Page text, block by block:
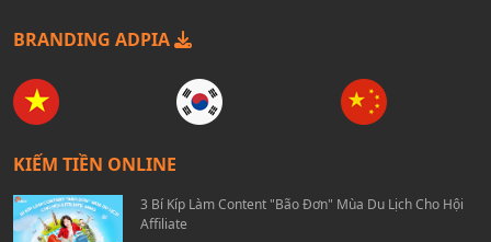
BRANDING ADPIA
KIẾM TIỀN ONLINE
3 Bí Kíp Làm Content "Bão Đơn" Mùa Du Lịch Cho Hội
Affiliate